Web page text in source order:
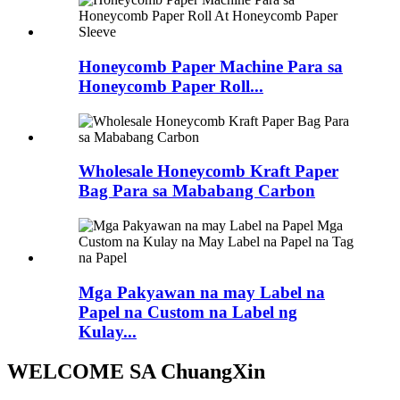
Honeycomb Paper Machine Para sa
Honeycomb Paper Roll...
Wholesale Honeycomb Kraft Paper
Bag Para sa Mababang Carbon
Mga Pakyawan na may Label na
Papel na Custom na Label ng
Kulay...
WELCOME SA ChuangXin